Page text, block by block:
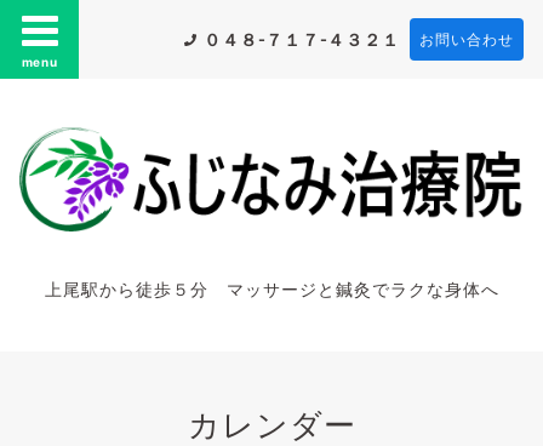
menu
０４８-７１７-４３２１ お問い合わせ
上尾駅から徒歩５分 マッサージと鍼灸でラクな身体へ
カレンダー